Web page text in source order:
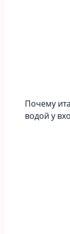
Почему
водой у